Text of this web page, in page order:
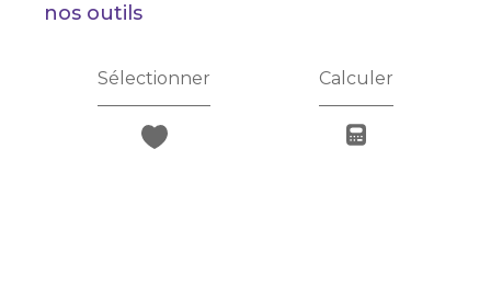
nos outils
Sélectionner Calculer